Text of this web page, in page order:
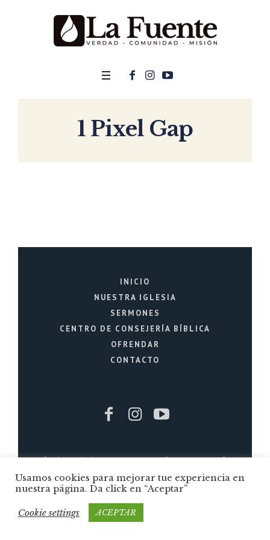
1 Pixel Gap
INICIO
NUESTRA IGLESIA
SERMONES
CENTRO DE CONSEJERÍA BÍBLICA
OFRENDAR
CONTACTO
Iglesia Cristiana La Fuente © 2026 / Todos
los Derechos Reservados / Quito - Ecuador
Usamos cookies para mejorar tue experiencia en
nuestra página. Da click en “Aceptar”
Cookie settings ACEPTAR